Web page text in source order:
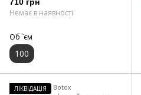
Немає в наявності
Об `єм
100
ЛІКВІДАЦІЯ